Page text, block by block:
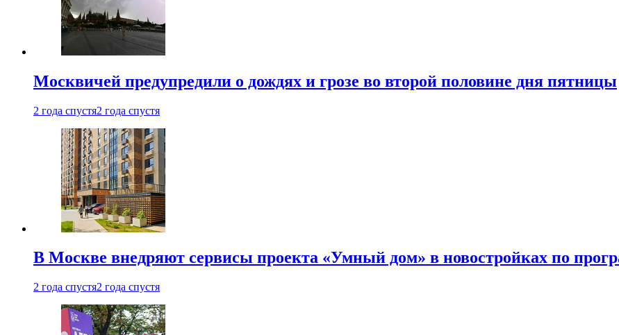
Москвичей предупредили о дождях и грозе во второй половине дня пятницы
2 года спустя2 года спустя
В Москве внедряют сервисы проекта «Умный дом» в новостройках по
2 года спустя2 года спустя